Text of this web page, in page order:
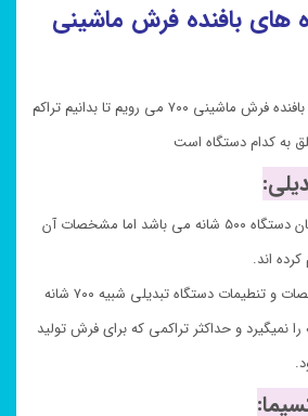
های بافنده فرش ماشینی
حال به سراغ دستگاه های بافنده فرش ماشینی ۷۰۰ می رویم تا بدانیم تراکم
این نوع دستگاه بافنده همان دستگاه ۵۰۰ شانه می باشد اما مشخصات آن
ولی هرچقدر هم که مشخصات و تنطیمات دستگاه تبدیلی شبیه ۷۰۰ شانه
هم جای ۷۰۰ شانه را نمیگیرد و حداکثر تراکمی که برای فرش تولید